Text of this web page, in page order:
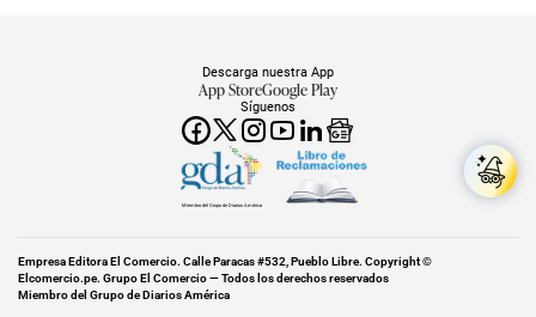
Síguenos
Descarga nuestra App
App StoreGoogle Play
Miembro del Grupo de Diarios América
Empresa Editora El Comercio. Calle Paracas #532, Pueblo Libre. Copyright ©
Elcomercio.pe. Grupo El Comercio — Todos los derechos reservados
Miembro del Grupo de Diarios América